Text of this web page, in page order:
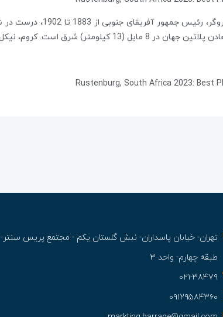
کروم، نیکل و گرانیت نیز استخراج می شوند.
تهران- خیابان پاسداران- نبش گلستان یکم - مجتمع پریس سنتر-
طبقه چهارم- واحد ۳
۰۲۱-۳۸۴۷۹
۰۹۱۲۹۵۸۴۳۶۰